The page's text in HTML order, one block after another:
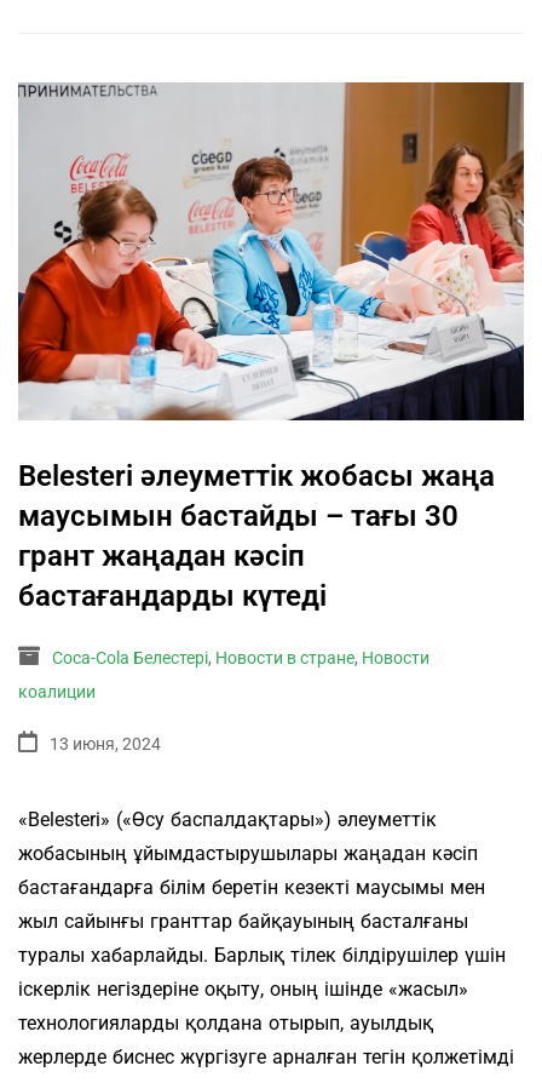
Belesteri әлеуметтік жобасы жаңа
маусымын бастайды – тағы 30
грант жаңадан кәсіп
бастағандарды күтеді
Coca-Cola Белестері, Новости в стране, Новости
коалиции
13 июня, 2024
«Belesteri» («Өсу баспалдақтары») әлеуметтік
жобасының ұйымдастырушылары жаңадан кәсіп
бастағандарға білім беретін кезекті маусымы мен
жыл сайынғы гранттар байқауының басталғаны
туралы хабарлайды. Барлық тілек білдірушілер үшін
іскерлік негіздеріне оқыту, оның ішінде «жасыл»
технологияларды қолдана отырып, ауылдық
жерлерде биснес жүргізуге арналған тегін қолжетімді